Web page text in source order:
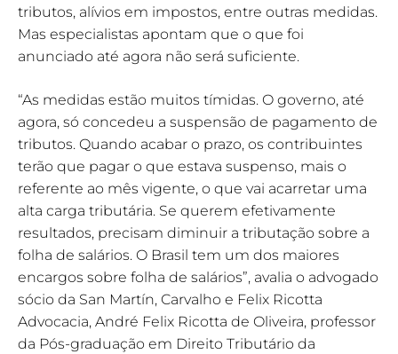
tributos, alívios em impostos, entre outras medidas.
Mas especialistas apontam que o que foi
anunciado até agora não será suficiente.
“As medidas estão muitos tímidas. O governo, até
agora, só concedeu a suspensão de pagamento de
tributos. Quando acabar o prazo, os contribuintes
terão que pagar o que estava suspenso, mais o
referente ao mês vigente, o que vai acarretar uma
alta carga tributária. Se querem efetivamente
resultados, precisam diminuir a tributação sobre a
folha de salários. O Brasil tem um dos maiores
encargos sobre folha de salários”, avalia o advogado
sócio da San Martín, Carvalho e Felix Ricotta
Advocacia, André Felix Ricotta de Oliveira, professor
da Pós-graduação em Direito Tributário da